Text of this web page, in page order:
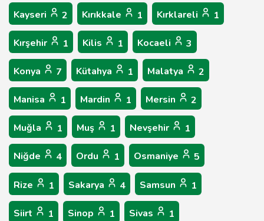
Kayseri 2 Kırıkkale 1 Kırklareli 1
Kırşehir 1 Kilis 1 Kocaeli 3
Konya 7 Kütahya 1 Malatya 2
Manisa 1 Mardin 1 Mersin 2
Muğla 1 Muş 1 Nevşehir 1
Niğde 4 Ordu 1 Osmaniye 5
Rize 1 Sakarya 4 Samsun 1
Siirt 1 Sinop 1 Sivas 1